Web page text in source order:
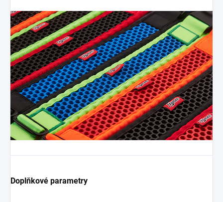
Doplňkové parametry